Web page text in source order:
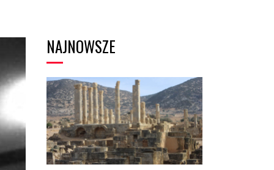
NAJNOWSZE